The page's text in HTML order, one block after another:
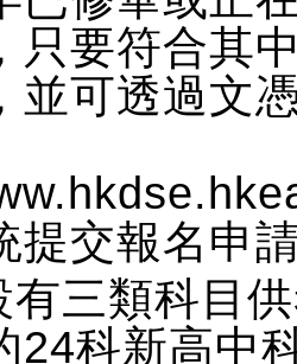
只要符合其
並可透過文
提交報名申
有三類科目
24科新高中